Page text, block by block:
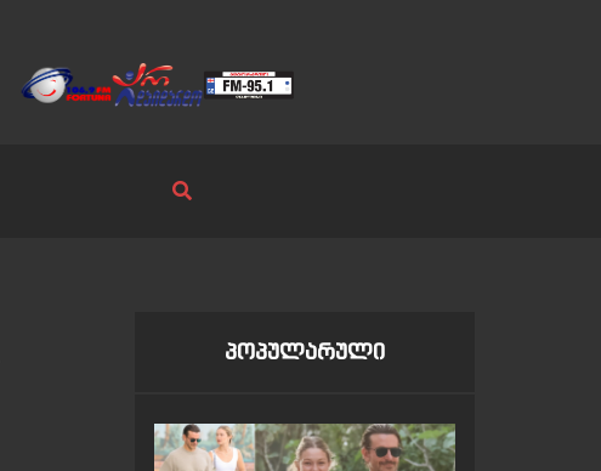
პოპულარული